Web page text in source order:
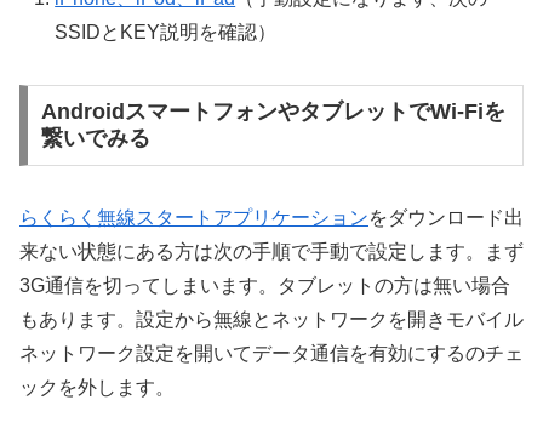
SSIDとKEY説明を確認）
AndroidスマートフォンやタブレットでWi-Fiを
繋いでみる
らくらく無線スタートアプリケーションをダウンロード出
来ない状態にある方は次の手順で手動で設定します。まず
3G通信を切ってしまいます。タブレットの方は無い場合
もあります。設定から無線とネットワークを開きモバイル
ネットワーク設定を開いてデータ通信を有効にするのチェ
ックを外します。